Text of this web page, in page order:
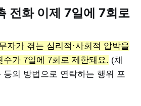
전화 이제 7일에 7회로
자가 겪는 심리적·사회적 압박을
가 7일에 7회로 제한돼요. (채
등의 방법으로 연락하는 행위 포